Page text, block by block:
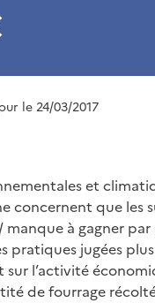
le 24/03/2017
et
concernent que les
manque à gagner
jugées
l’activité
de fourrage